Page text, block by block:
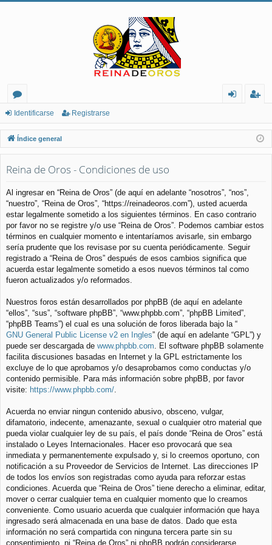
or
os
nt
ifi
rs
e
ist
ra
Identificarse Registrarse
Índice general
Reina de Oros - Condiciones de uso
Al ingresar en “Reina de Oros” (de aquí en adelante “nosotros”, “nos”,
“nuestro”, “Reina de Oros”, “https://reinadeoros.com”), usted acuerda
estar legalmente sometido a los siguientes términos. En caso contrario
por favor no se registre y/o use “Reina de Oros”. Podemos cambiar estos
términos en cualquier momento e intentaríamos avisarle, sin embargo
sería prudente que los revisase por su cuenta periódicamente. Seguir
registrado a “Reina de Oros” después de esos cambios significa que
acuerda estar legalmente sometido a esos nuevos términos tal como
fueron actualizados y/o reformados.
Nuestros foros están desarrollados por phpBB (de aquí en adelante
“ellos”, “sus”, “software phpBB”, “www.phpbb.com”, “phpBB Limited”,
“phpBB Teams”) el cual es una solución de foros liberada bajo la “
GNU General Public License v2 en Ingles” (de aquí en adelante “GPL”) y
puede ser descargada de www.phpbb.com . El software phpBB solamente
facilita discusiones basadas en Internet y la GPL estrictamente los
excluye de lo que aprobamos y/o desaprobamos como conductas y/o
contenido permisible. Para más información sobre phpBB, por favor
visite: https://www.phpbb.com/
Acuerda no enviar ningun contenido abusivo, obsceno, vulgar,
difamatorio, indecente, amenazante, sexual o cualquier otro material que
pueda violar cualquier ley de su país, el país donde “Reina de Oros” está
instalado o Leyes Internacionales. Hacer eso provocará que sea
inmediata y permanentemente expulsado y, si lo creemos oportuno, con
notificación a su Proveedor de Servicios de Internet. Las direcciones IP
de todos los envíos son registradas como ayuda para reforzar estas
condiciones. Acuerda que “Reina de Oros” tiene derecho a eliminar, editar,
mover o cerrar cualquier tema en cualquier momento que lo creamos
conveniente. Como usuario acuerda que cualquier información que haya
ingresado será almacenada en una base de datos. Dado que esta
información no será compartida con ninguna tercera parte sin su
consentimiento, ni “Reina de Oros” ni phpBB podrán considerarse